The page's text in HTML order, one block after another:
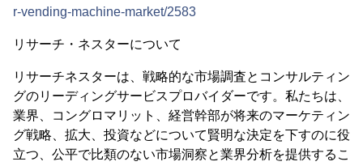
r-vending-machine-market/2583
リサーチ・ネスターについて
リサーチネスターは、戦略的な市場調査とコンサルティン
グのリーディングサービスプロバイダーです。私たちは、
業界、コングロマリット、経営幹部が将来のマーケティン
グ戦略、拡大、投資などについて賢明な決定を下すのに役
立つ、公平で比類のない市場洞察と業界分析を提供するこ